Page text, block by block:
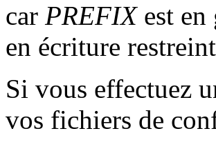
car PREFIXest en
en écriture
Si vous effectuez
vos fichiers de